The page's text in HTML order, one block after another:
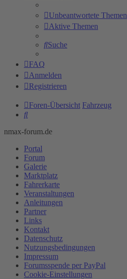
Unbeantwortete Themen
Aktive Themen
Suche
FAQ
Anmelden
Registrieren
Foren-Übersicht Fahrzeug
Suche
nmax-forum.de
Portal
Forum
Galerie
Marktplatz
Fahrerkarte
Veranstaltungen
Anleitungen
Partner
Links
Kontakt
Datenschutz
Nutzungsbedingungen
Impressum
Forumsspende per PayPal
Cookie-Einstellungen